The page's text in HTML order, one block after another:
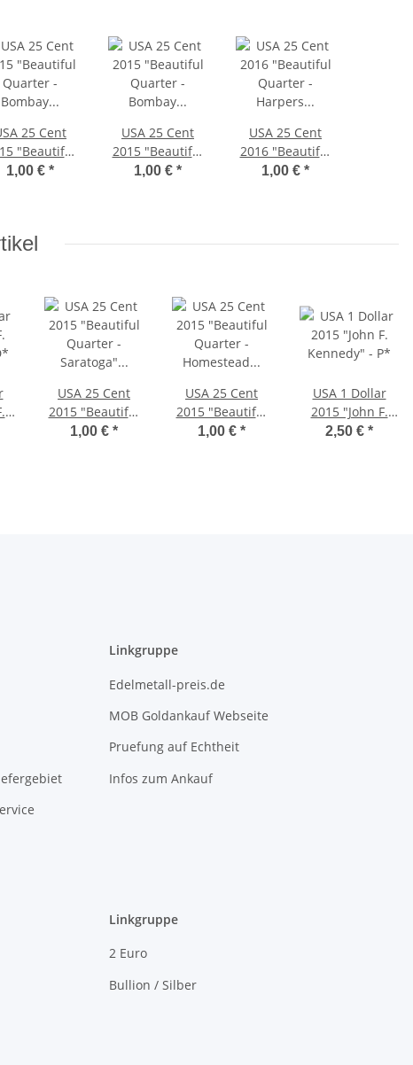
25 Cent
"Beautiful
Quarter -
1,00 € *
USA 25 Cent
2015 "Beautiful
Quarter -
1,00 € *
USA 25 Cent
2016 "Beautiful
Quarter -
1,00 € *
USA 25 Cent
2015 "Beautiful
Quarter -
1,00 € *
USA 25 Cent
2015 "Beautiful
Quarter -
1,00 € *
USA 1 Dollar
2015 "John F.
Kennedy" - P*
2,50 € *
Linkgruppe
Edelmetall-preis.de
MOB Goldankauf Webseite
Pruefung auf Echtheit
Infos zum Ankauf
Linkgruppe
2 Euro
Bullion / Silber